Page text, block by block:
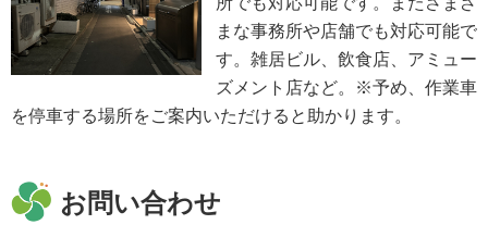
まな事務所や店舗でも対応可能で
す。雑居ビル、飲食店、アミュー
ズメント店など。※予め、作業車
を停車する場所をご案内いただけると助かります。
お問い合わせ